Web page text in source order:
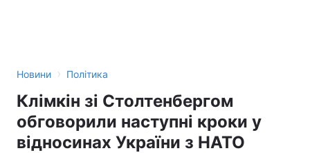
Новини › Політика
Клімкін зі Столтенбергом
обговорили наступні кроки у
відносинах України з НАТО